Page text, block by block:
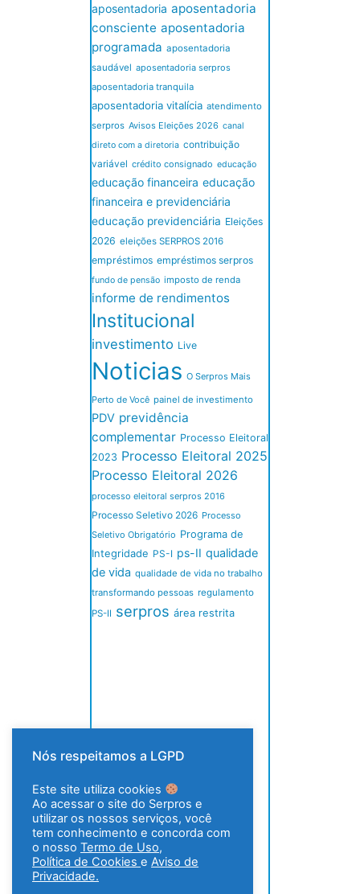
aposentadoria aposentadoria
consciente aposentadoria
programada aposentadoria
saudável aposentadoria serpros
aposentadoria tranquila
aposentadoria vitalícia atendimento
serpros Avisos Eleições 2026 canal
direto com a diretoria contribuição
variável crédito consignado educação
educação financeira educação
financeira e previdenciária
educação previdenciária Eleições
2026 eleições SERPROS 2016
empréstimos empréstimos serpros
fundo de pensão imposto de renda
informe de rendimentos
Institucional
investimento Live
Noticias O Serpros Mais
Perto de Você painel de investimento
PDV previdência
complementar Processo Eleitoral
2023 Processo Eleitoral 2025
Processo Eleitoral 2026
processo eleitoral serpros 2016
Processo Seletivo 2026 Processo
Seletivo Obrigatório Programa de
Integridade PS-I ps-II qualidade
de vida qualidade de vida no trabalho
transformando pessoas regulamento
PS-II serpros área restrita
Nós respeitamos a LGPD
Este site utiliza cookies
Ao acessar o site do Serpros e
utilizar os nossos serviços, você
tem conhecimento e concorda com
o nosso Termo de Uso,
Política de Cookies e Aviso de
Privacidade.